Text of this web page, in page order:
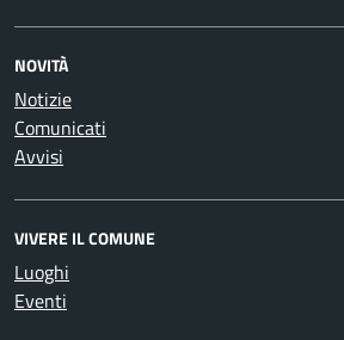
NOVITÀ
Notizie
Comunicati
Avvisi
VIVERE IL COMUNE
Luoghi
Eventi